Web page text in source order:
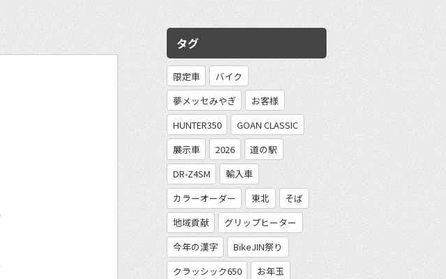
タグ
限定車
バイク
夢メッセみやぎ
お客様
HUNTER350
GOAN CLASSIC
展示車
2026
道の駅
DR-Z4SM
輸入車
カラーオーダー
東北
そば
地域貢献
グリップヒーター
今年の漢字
BikeJIN祭り
クラッシック650
お年玉